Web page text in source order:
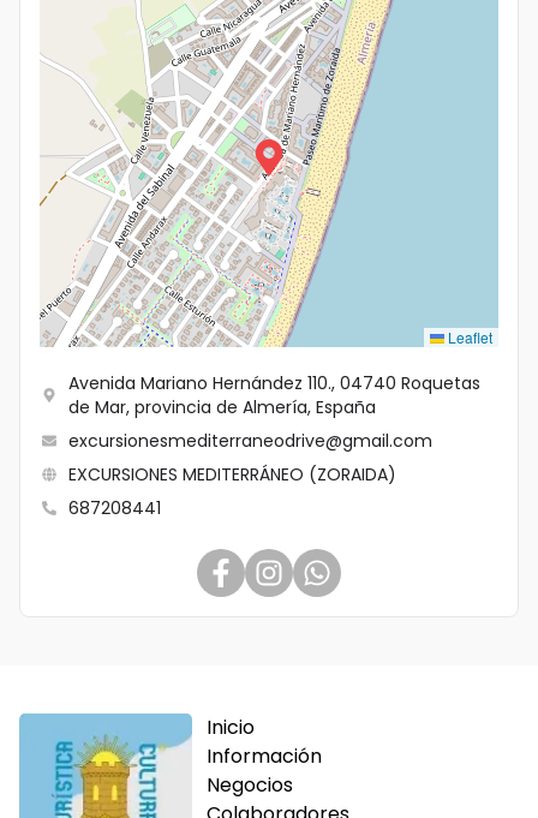
Leaflet
Avenida Mariano Hernández 110., 04740 Roquetas
de Mar, provincia de Almería, España
excursionesmediterraneodrive@gmail.com
EXCURSIONES MEDITERRÁNEO (ZORAIDA)
687208441
Inicio
Información
Negocios